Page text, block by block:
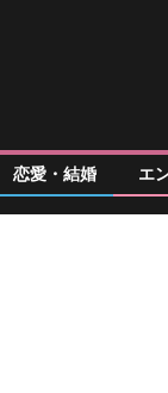
恋愛・結婚 エ